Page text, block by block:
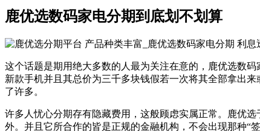
鹿优选数码家电分期到底划不划算
这个话题是期用绝大多数的人最为关注在意的，鹿优选数
新款手机并且其总价为三千多块钱假若一次将其全部拿出
了许多。
许多人忧心分期存有隐藏费用，这般顾虑实属正常。鹿优
外。并且它所合作的皆是正规的金融机构，不会出现那种“